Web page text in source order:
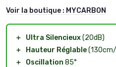
Voir la boutique : MYCARBON
＋ Ultra Silencieux(20dB)
＋
Hauteur Réglable
＋
Oscillation 85°